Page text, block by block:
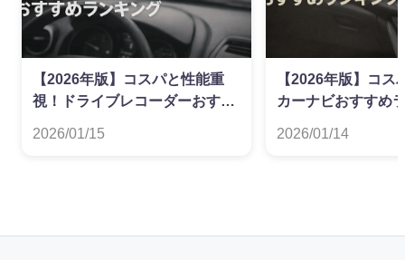
【2026年版】コスパと性能重
視！ドライブレコーダーおすす
2026/01/15
【2026年版】コス
カーナビおすすめ
2026/01/14